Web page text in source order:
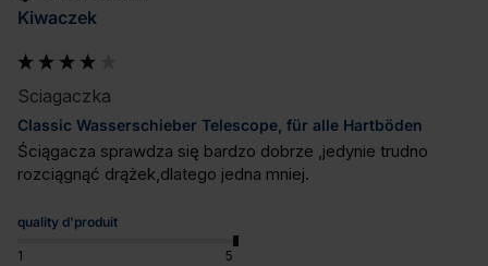
Kiwaczek
Sciagaczka
Classic Wasserschieber Telescope, für alle Hartböden
Ściągacza sprawdza się bardzo dobrze ,jedynie trudno
rozciągnąć drążek,dlatego jedna mniej.
quality d'produit
1 5